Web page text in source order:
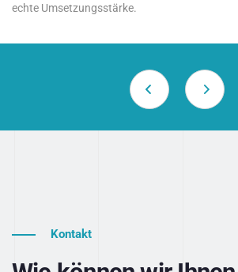
echte Umsetzungsstärke.
Kontakt